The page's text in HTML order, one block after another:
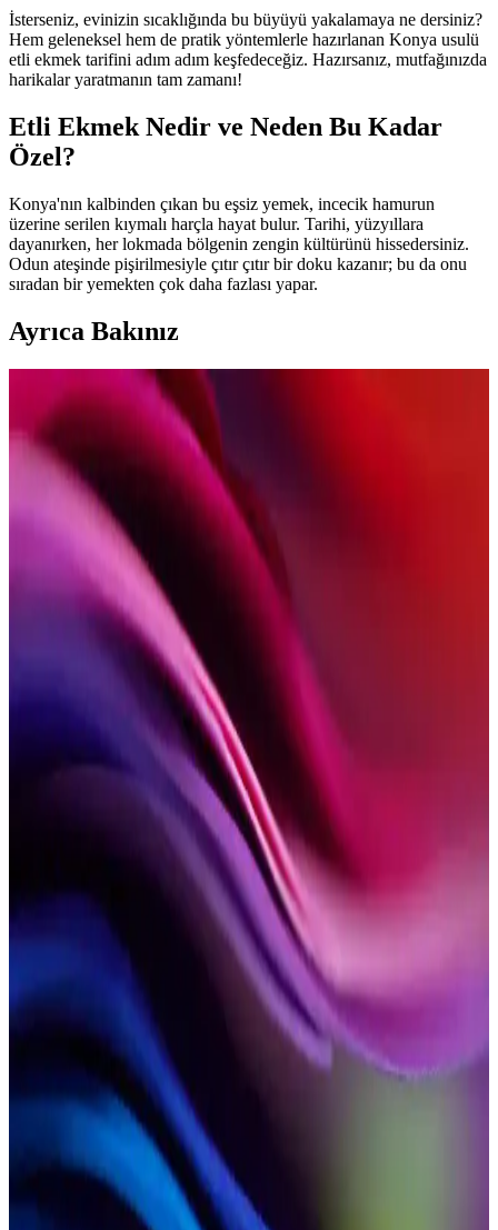
İsterseniz, evinizin sıcaklığında bu büyüyü yakalamaya ne dersiniz?
Hem geleneksel hem de pratik yöntemlerle hazırlanan Konya usulü
etli ekmek tarifini adım adım keşfedeceğiz. Hazırsanız, mutfağınızda
harikalar yaratmanın tam zamanı!
Etli Ekmek Nedir ve Neden Bu Kadar
Özel?
Konya'nın kalbinden çıkan bu eşsiz yemek, incecik hamurun
üzerine serilen kıymalı harçla hayat bulur. Tarihi, yüzyıllara
dayanırken, her lokmada bölgenin zengin kültürünü hissedersiniz.
Odun ateşinde pişirilmesiyle çıtır çıtır bir doku kazanır; bu da onu
sıradan bir yemekten çok daha fazlası yapar.
Ayrıca Bakınız
2025'te Konya Usulü Etli Ekmek: Evde Lezzetin
Sırlarını Keşfedin
Konya'nın geleneksel etli ekmek tarifini 2025 güncel yöntemlerle
öğrenin. Evde pratik yapım için hemen keşfedin! Hemen deneyin!
Konya Usulü Etli Ekmek Tarifi ve Geleneksel
Lezzetin Sırları
Konya usulü etli ekmek, geleneksel tarifleri ve yapım aşamalarıyla
evde hazırlamanızı sağlar. İnce hamur ve zengin et iç harcıyla
Anadolu'nun sıcaklığını hissettirir.
Konya'da Paket Servis Sunan Restoranlar: Lezzet
ve Güvenilirlik Rehberi
Konya'da paket servis hizmeti sunan restoranlar, geleneksel ve
modern mutfaklarıyla hızlı ve güvenilir teslimat avantajlarıyla öne
çıkıyor. Zengin menüler ve kullanıcı yorumlarıyla en iyi seçenekleri
Sivas Etli Ekmek: Geleneksel Lezzet ve Yapım
Teknikleriyle Otantik Tat Deneyimi
Sivas etli ekmek, geleneksel yapım teknikleri ve malzemeleriyle
özgün bir Türk mutfağı lezzetidir. Taş fırında pişirilerek çıtır hamur
ve aromatik et birleşimi sunar.
Kastamonu Etli Ekmek: Geleneksel Odun Fırınıyla
Pişirilmiş Lezzetli Bir Türk Yemeği
Kastamonu etli ekmek, ince hamur ve bol kıymayla odun fırınında
pişirilen geleneksel Türk lezzetidir. Odun ateşinde pişirilmesiyle
özgün aroma ve çıtırlık kazanır, bölgesel kültürün önemli bir
Konya’nın İkonik Lezzeti Etli Ekmek: Tarihçe,
Mekanlar ve Tarifler